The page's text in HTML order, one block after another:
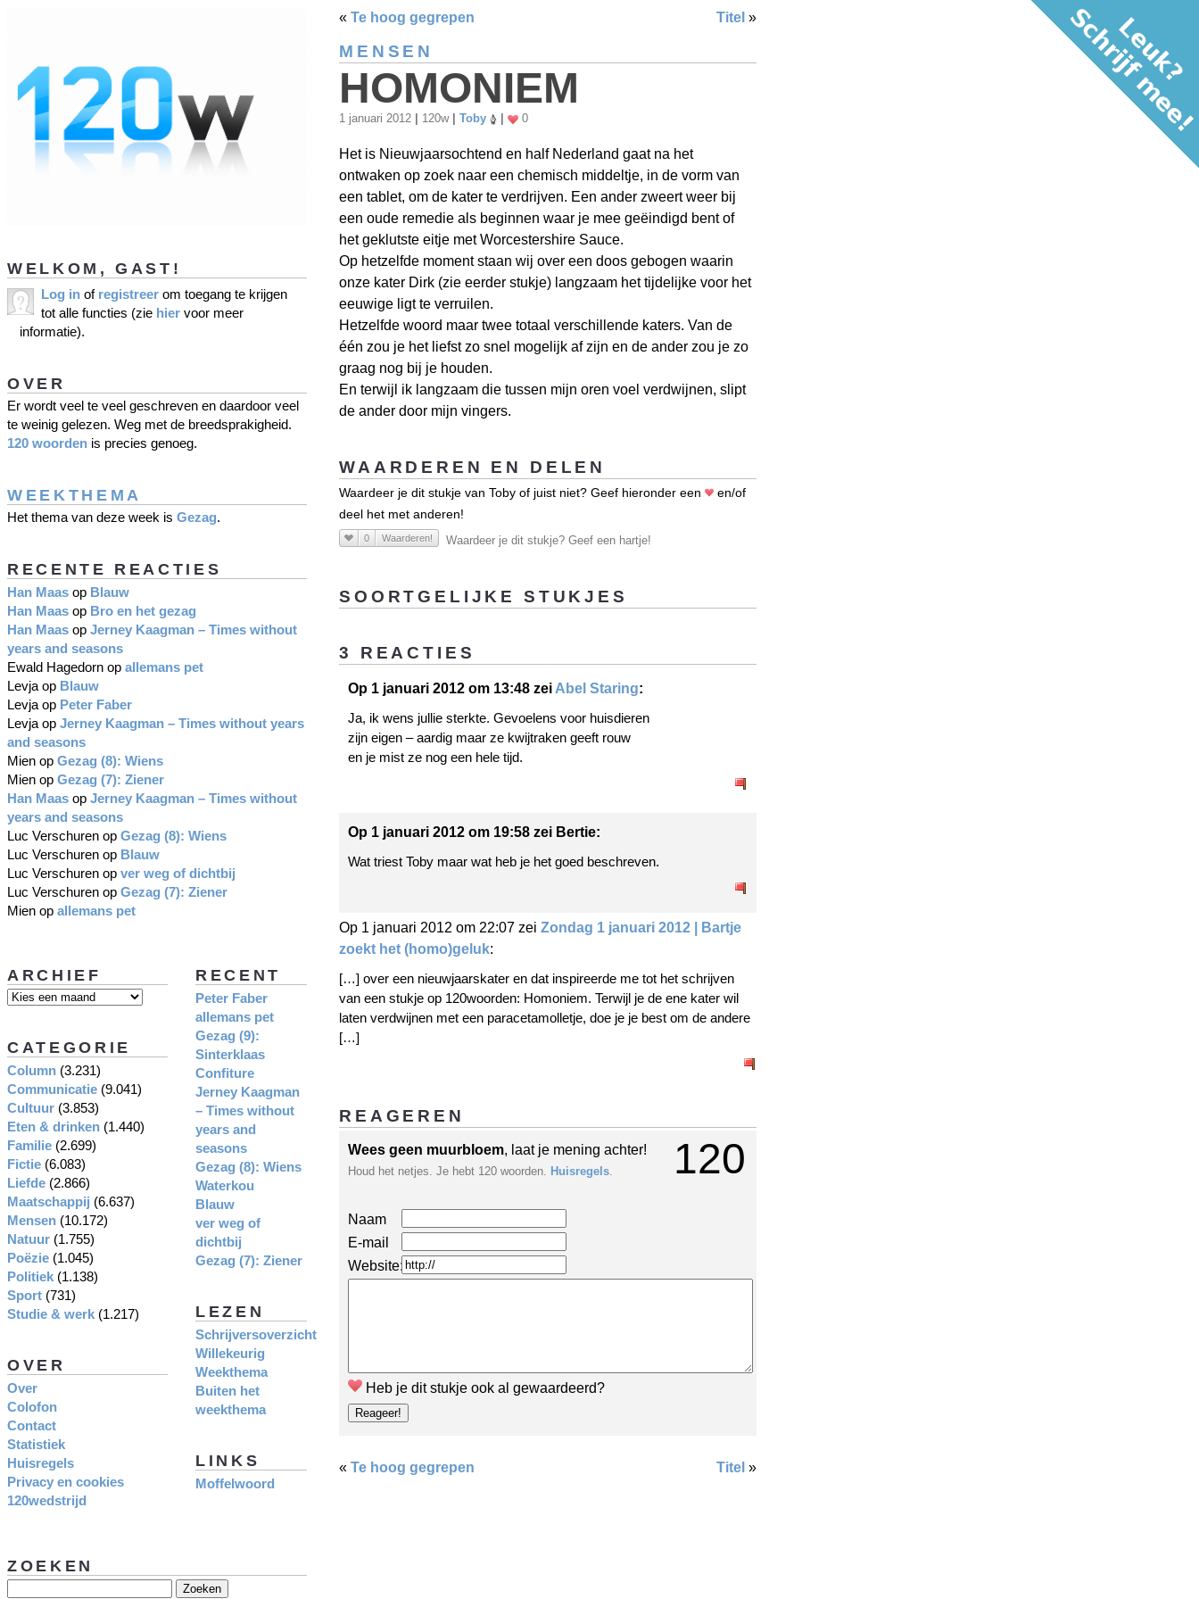
« Te hoog gegrepen Titel »
MENSEN
HOMONIEM
1 januari 2012 120w Toby 0
Het is Nieuwjaarsochtend en half Nederland gaat na het
ontwaken op zoek naar een chemisch middeltje, in de vorm van
een tablet, om de kater te verdrijven. Een ander zweert weer bij
een oude remedie als beginnen waar je mee geëindigd bent of
het geklutste eitje met Worcestershire Sauce.
Op hetzelfde moment staan wij over een doos gebogen waarin
onze kater Dirk (zie eerder stukje) langzaam het tijdelijke voor het
eeuwige ligt te verruilen.
Hetzelfde woord maar twee totaal verschillende katers. Van de
één zou je het liefst zo snel mogelijk af zijn en de ander zou je zo
graag nog bij je houden.
En terwijl ik langzaam die tussen mijn oren voel verdwijnen, slipt
de ander door mijn vingers.
WAARDEREN EN DELEN
Waardeer je dit stukje van Toby of juist niet? Geef hieronder een
en/of
deel het met anderen!
0 Waarderen! Waardeer je dit stukje? Geef een hartje!
SOORTGELIJKE STUKJES
3 REACTIES
Op 1 januari 2012 om 13:48 zei Abel Staring:
Ja, ik wens jullie sterkte. Gevoelens voor huisdieren
zijn eigen – aardig maar ze kwijtraken geeft rouw
en je mist ze nog een hele tijd.
Op 1 januari 2012 om 19:58 zei Bertie:
Wat triest Toby maar wat heb je het goed beschreven.
Op 1 januari 2012 om 22:07 zei Zondag 1 januari 2012 | Bartje
zoekt het (homo)geluk:
[…] over een nieuwjaarskater en dat inspireerde me tot het schrijven
van een stukje op 120woorden: Homoniem. Terwijl je de ene kater wil
laten verdwijnen met een paracetamolletje, doe je je best om de andere
[…]
REAGEREN
120
Wees geen muurbloem, laat je mening achter!
Houd het netjes. Je hebt 120 woorden. Huisregels.
Naam
E-mail
Website:
Heb je dit stukje ook al gewaardeerd?
« Te hoog gegrepen Titel »
WELKOM, GAST!
Log in of registreer om toegang te krijgen
tot alle functies (zie hier voor meer
informatie).
OVER
Er wordt veel te veel geschreven en daardoor veel
te weinig gelezen. Weg met de breedsprakigheid.
120 woorden is precies genoeg.
WEEKTHEMA
Het thema van deze week is Gezag.
RECENTE REACTIES
Han Maas op Blauw
Han Maas op Bro en het gezag
Han Maas op Jerney Kaagman – Times without
years and seasons
Ewald Hagedorn op allemans pet
Levja op Blauw
Levja op Peter Faber
Levja op Jerney Kaagman – Times without years
and seasons
Mien op Gezag (8): Wiens
Mien op Gezag (7): Ziener
Han Maas op Jerney Kaagman – Times without
years and seasons
Luc Verschuren op Gezag (8): Wiens
Luc Verschuren op Blauw
Luc Verschuren op ver weg of dichtbij
Luc Verschuren op Gezag (7): Ziener
Mien op allemans pet
RECENT
Peter Faber
allemans pet
Gezag (9):
Sinterklaas
Confiture
Jerney Kaagman
– Times without
years and
seasons
Gezag (8): Wiens
Waterkou
Blauw
ver weg of
dichtbij
Gezag (7): Ziener
LEZEN
Schrijversoverzicht
Willekeurig
Weekthema
Buiten het
weekthema
LINKS
Moffelwoord
ARCHIEF
CATEGORIE
Column (3.231)
Communicatie (9.041)
Cultuur (3.853)
Eten & drinken (1.440)
Familie (2.699)
Fictie (6.083)
Liefde (2.866)
Maatschappij (6.637)
Mensen (10.172)
Natuur (1.755)
Poëzie (1.045)
Politiek (1.138)
Sport (731)
Studie & werk (1.217)
OVER
Over
Colofon
Contact
Statistiek
Huisregels
Privacy en cookies
120wedstrijd
ZOEKEN